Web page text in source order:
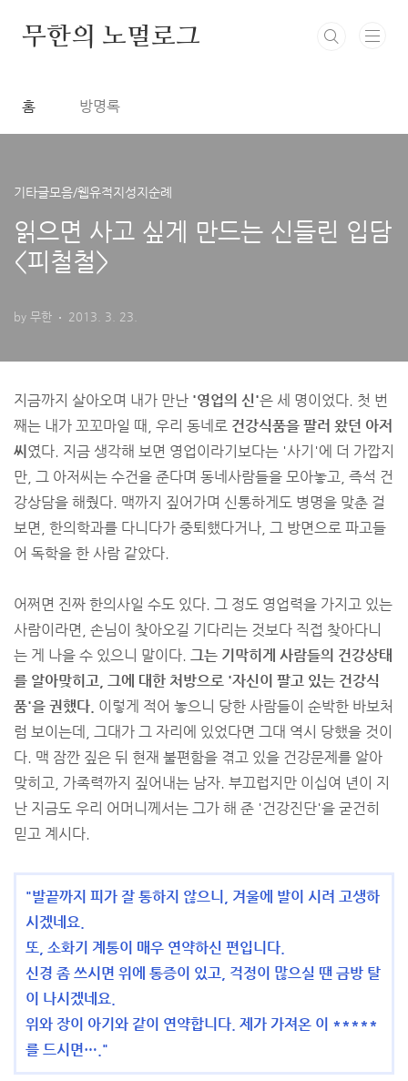
무한의 노멀로그
홈 방명록
기타글모음/웹유적지성지순례
읽으면 사고 싶게 만드는 신들린 입담
<피철철>
by 무한 2013. 3. 23.
지금까지 살아오며 내가 만난 '영업의 신'은 세 명이었다. 첫 번
째는 내가 꼬꼬마일 때, 우리 동네로 건강식품을 팔러 왔던 아저
씨 였다. 지금 생각해 보면 영업이라기보다는 '사기'에 더 가깝지
만, 그 아저씨는 수건을 준다며 동네사람들을 모아놓고, 즉석 건
강상담을 해줬다. 맥까지 짚어가며 신통하게도 병명을 맞춘 걸
보면, 한의학과를 다니다가 중퇴했다거나, 그 방면으로 파고들
어 독학을 한 사람 같았다.
어쩌면 진짜 한의사일 수도 있다. 그 정도 영업력을 가지고 있는
사람이라면, 손님이 찾아오길 기다리는 것보다 직접 찾아다니
는 게 나을 수 있으니 말이다. 그는 기막히게 사람들의 건강상태
를 알아맞히고, 그에 대한 처방으로 '자신이 팔고 있는 건강식
품'을 권했다. 이렇게 적어 놓으니 당한 사람들이 순박한 바보처
럼 보이는데, 그대가 그 자리에 있었다면 그대 역시 당했을 것이
다. 맥 잠깐 짚은 뒤 현재 불편함을 겪고 있을 건강문제를 알아
맞히고, 가족력까지 짚어내는 남자. 부끄럽지만 이십여 년이 지
난 지금도 우리 어머니께서는 그가 해 준 '건강진단'을 굳건히
믿고 계시다.
"발끝까지 피가 잘 통하지 않으니, 겨울에 발이 시려 고생하
시겠네요.
또, 소화기 계통이 매우 연약하신 편입니다.
신경 좀 쓰시면 위에 통증이 있고, 걱정이 많으실 땐 금방 탈
이 나시겠네요.
위와 장이 아기와 같이 연약합니다. 제가 가져온 이 *****
를 드시면…."